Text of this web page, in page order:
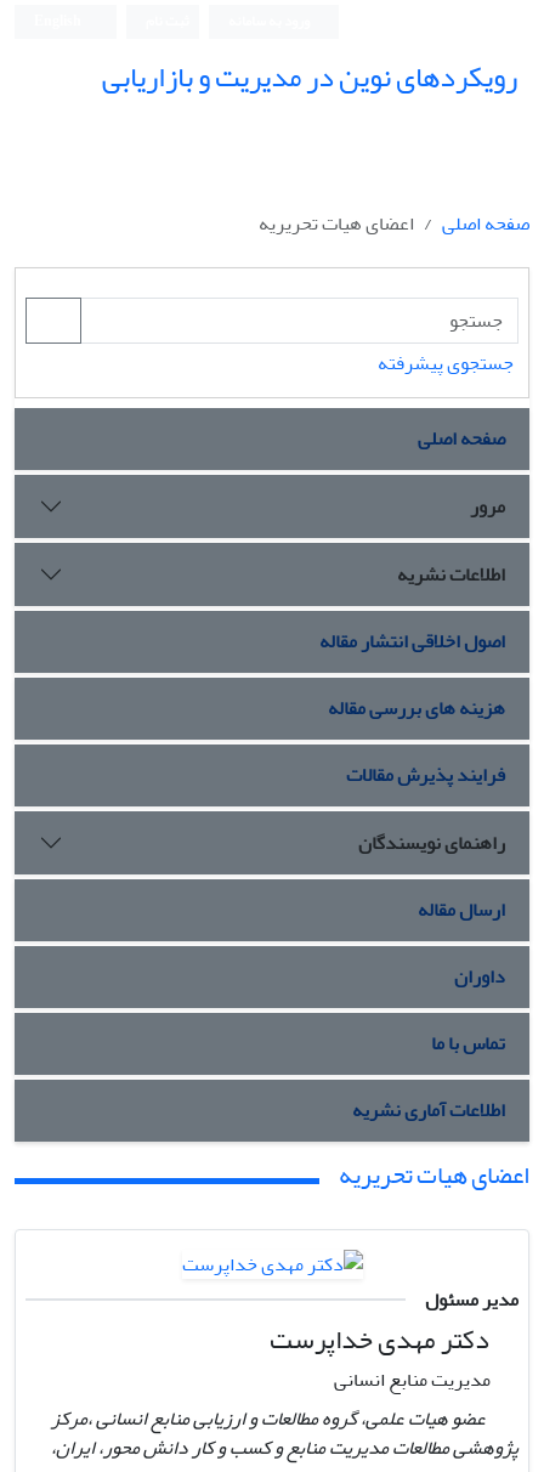
رویکردهای نوین در مدیریت و بازاریابی
صفحه اصلی اعضای هیات تحریریه
جستجوی پیشرفته
صفحه اصلی
مرور
اطلاعات نشریه
اصول اخلاقی انتشار مقاله
هزینه های بررسی مقاله
فرایند پذیرش مقالات
راهنمای نویسندگان
ارسال مقاله
داوران
تماس با ما
اطلاعات آماری نشریه
اعضای هیات تحریریه
مدیر مسئول
دکتر مهدی خداپرست
مدیریت منابع انسانی
عضو هیات علمی، گروه مطالعات و ارزیابی منابع انسانی ،مرکز
پژوهشی مطالعات مدیریت منابع و کسب و کار دانش محور، ایران،